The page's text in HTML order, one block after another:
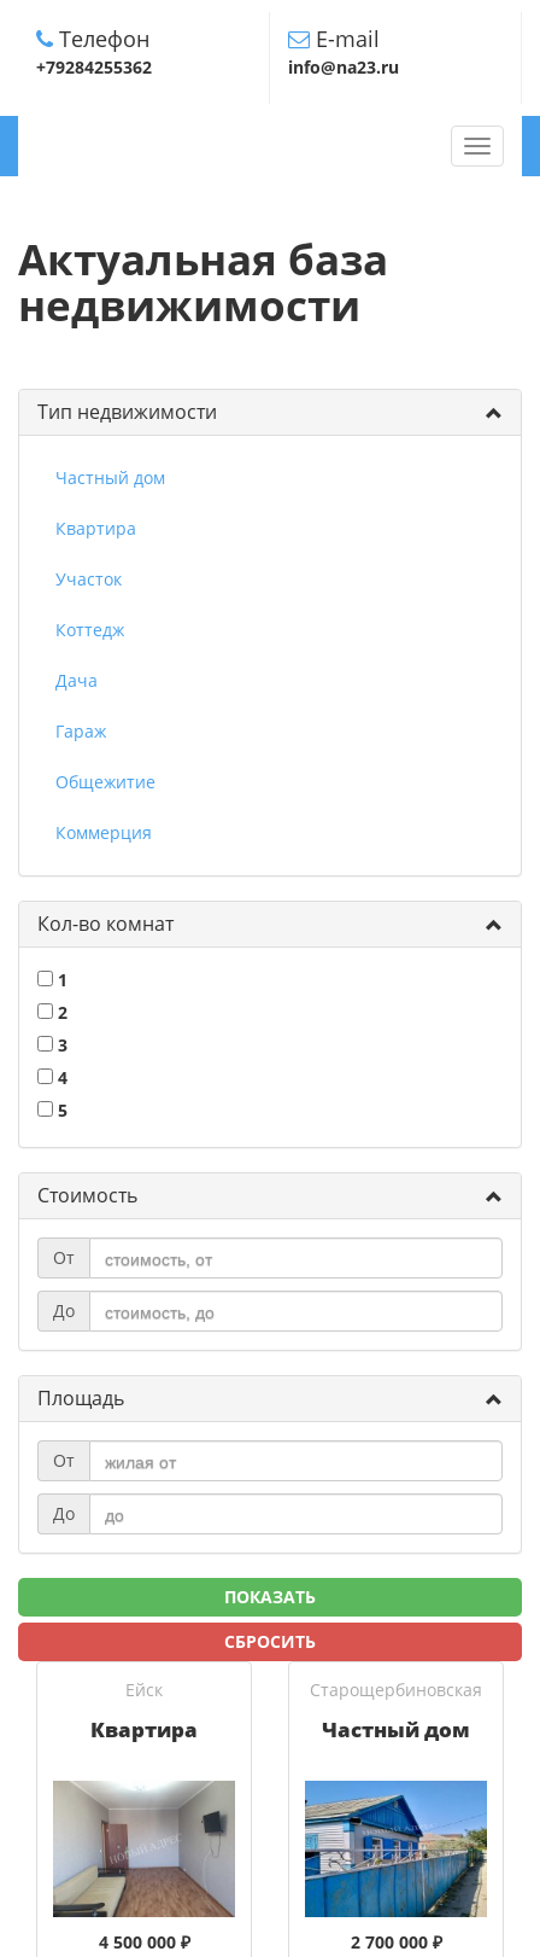
Телефон
+79284255362
E-mail
info@na23.ru
TOGGLE
Актуальная база
недвижимости
Тип недвижимости
Частный дом
Квартира
Участок
Коттедж
Дача
Гараж
Общежитие
Коммерция
Кол-во комнат
1
2
3
4
5
Стоимость
От
До
Площадь
От
До
СБРОСИТЬ
Ейск
Квартира
4 500 000 ₽
Старощербиновская
Частный дом
2 700 000 ₽